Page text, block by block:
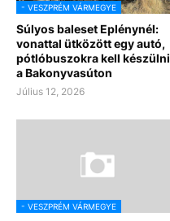
- VESZPRÉM VÁRMEGYE
Súlyos baleset Eplénynél:
vonattal ütközött egy autó,
pótlóbuszokra kell készülni
a Bakonyvasúton
Július 12, 2026
- VESZPRÉM VÁRMEGYE